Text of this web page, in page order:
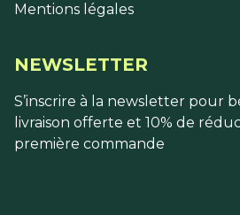
Mentions légales
NEWSLETTER
S’inscrire à la newsletter pour
livraison offerte et 10% de
première commande